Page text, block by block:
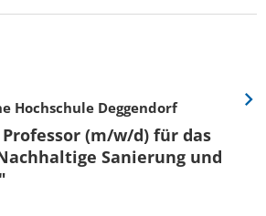
Hochschule Deggendorf
(m/w/d) für das
Sanierung und
Eine